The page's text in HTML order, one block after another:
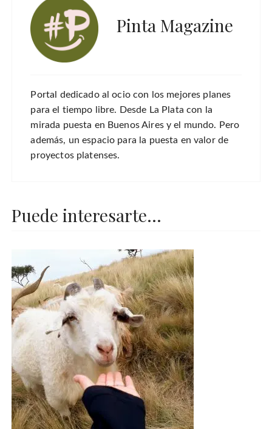
Pinta Magazine
Portal dedicado al ocio con los mejores planes
para el tiempo libre. Desde La Plata con la
mirada puesta en Buenos Aires y el mundo. Pero
además, un espacio para la puesta en valor de
proyectos platenses.
Puede interesarte...